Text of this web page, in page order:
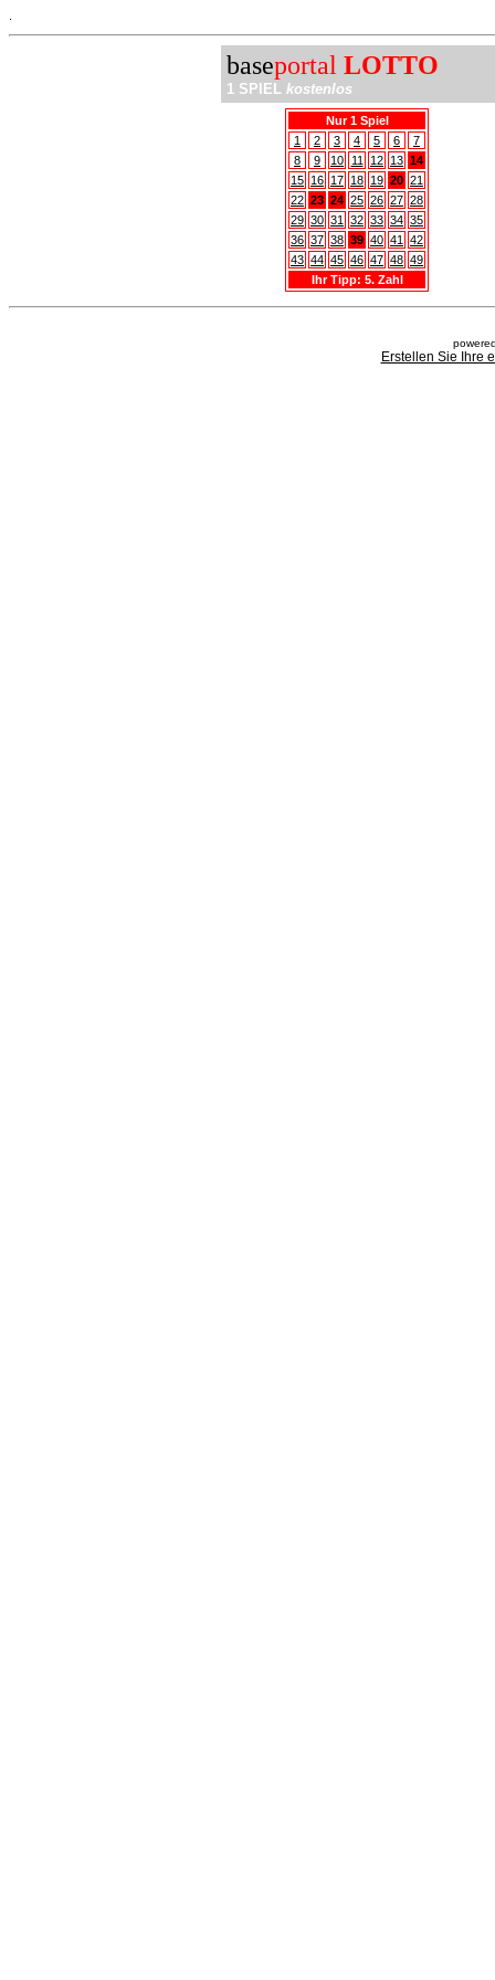
baseportal LOTTO
1 SPIEL kostenlos
Nur 1 Spiel
1
2 3 4 5 6
7
8
9 10 11 12 13 14
15 16 17 18 19 20 21
22 23 24 25 26 27 28
29 30 31 32 33 34 35
36 37 38 39 40 41
42
43 44 45 46 47 48 49
Ihr Tipp: 5. Zahl
Erstellen Sie Ihre